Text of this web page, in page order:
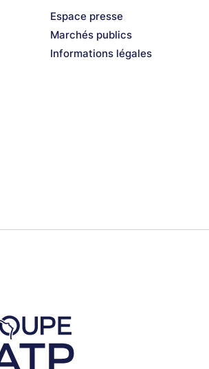
Espace presse
Marchés publics
Informations légales